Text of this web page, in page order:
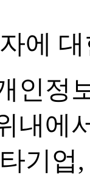
자에
인정
내에
기업